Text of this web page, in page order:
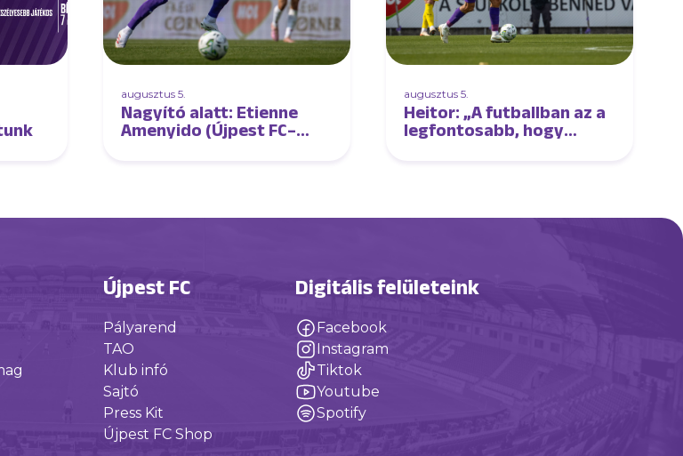
augusztus 5.
Nagyító alatt: Etienne
Amenyido (Újpest FC–
augusztus 5.
Heitor: „A futballban az a
legfontosabb, hogy
Újpest FC
Pályarend
TAO
Klub infó
Sajtó
Press Kit
Újpest FC Shop
Digitális felületeink
Facebook
Instagram
Tiktok
Youtube
Spotify